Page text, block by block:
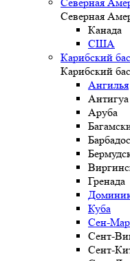
Северная
Канада
США
Карибский
Карибский
Ангилья
Антигуа
Аруба
Барбадос
Гренада
Куба
Сен-
Сент-
Сент-